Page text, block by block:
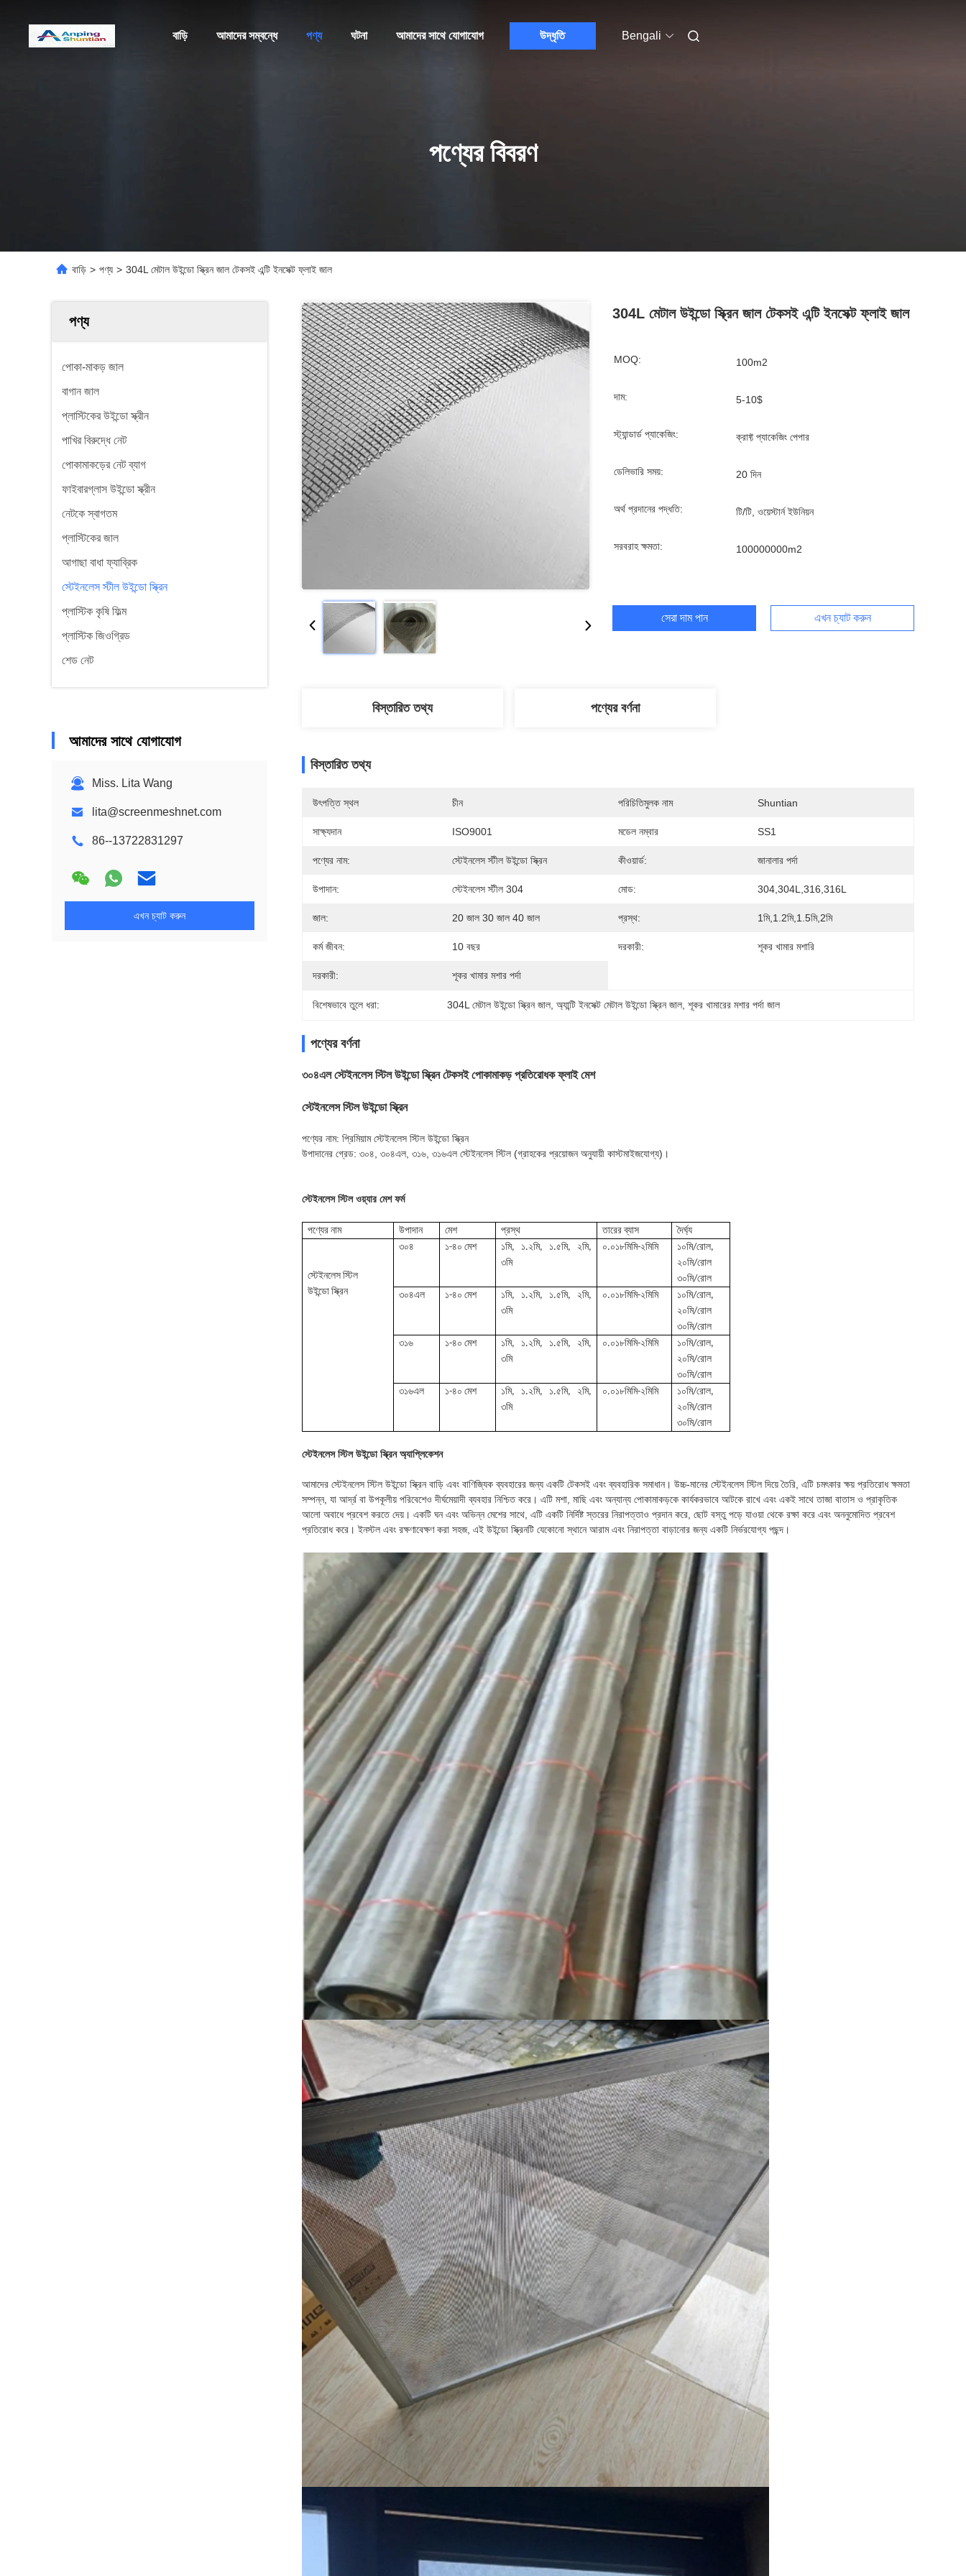
বাড়ি আমাদের সম্বন্ধে পণ্য ঘটনা আমাদের সাথে যোগাযোগ উদ্ধৃতি Bengali
পণ্যের বিবরণ
বাড়ি > পণ্য > 304L মেটাল উইন্ডো স্ক্রিন জাল টেকসই এন্টি ইনসেক্ট ফ্লাই জাল
পণ্য
পোকা-মাকড় জাল
বাগান জাল
প্লাস্টিকের উইন্ডো স্ক্রীন
পাখির বিরুদ্ধে নেট
পোকামাকড়ের নেট ব্যাগ
ফাইবারগ্লাস উইন্ডো স্ক্রীন
নেটকে স্বাগতম
প্লাস্টিকের জাল
আগাছা বাধা ফ্যাব্রিক
স্টেইনলেস স্টীল উইন্ডো স্ক্রিন
প্লাস্টিক কৃষি ফিল্ম
প্লাস্টিক জিওগ্রিড
শেড নেট
আমাদের সাথে যোগাযোগ
Miss. Lita Wang
lita@screenmeshnet.com
86--13722831297
এখন চ্যাট করুন
304L মেটাল উইন্ডো স্ক্রিন জাল টেকসই এন্টি ইনসেক্ট ফ্লাই জাল
MOQ: 100m2
দাম: 5-10$
স্ট্যান্ডার্ড প্যাকেজিং: ক্রাফ্ট প্যাকেজিং পেপার
ডেলিভারি সময়: 20 দিন
অর্থ প্রদানের পদ্ধতি: টি/টি, ওয়েস্টার্ন ইউনিয়ন
সরবরাহ ক্ষমতা: 100000000m2
সেরা দাম পান এখন চ্যাট করুন
বিস্তারিত তথ্য পণ্যের বর্ণনা
বিস্তারিত তথ্য
উৎপত্তি স্থল চীন পরিচিতিমুলক নাম Shuntian
সাক্ষ্যদান ISO9001 মডেল নম্বার SS1
পণ্যের নাম: স্টেইনলেস স্টীল উইন্ডো স্ক্রিন কীওয়ার্ড: জানালার পর্দা
উপাদান: স্টেইনলেস স্টীল 304 মোড: 304,304L,316,316L
জাল: 20 জাল 30 জাল 40 জাল প্রস্থ: 1মি,1.2মি,1.5মি,2মি
কর্ম জীবন: 10 বছর দরকারী: শূকর খামার মশারি
দরকারী: শূকর খামার মশার পর্দা
বিশেষভাবে তুলে ধরা: 304L মেটাল উইন্ডো স্ক্রিন জাল , অ্যান্টি ইনসেক্ট মেটাল উইন্ডো স্ক্রিন জাল , শূকর খামারের মশার পর্দা জাল
পণ্যের বর্ণনা
৩০৪এল স্টেইনলেস স্টিল উইন্ডো স্ক্রিন টেকসই পোকামাকড় প্রতিরোধক ফ্লাই মেশ
স্টেইনলেস স্টিল উইন্ডো স্ক্রিন
পণ্যের নাম: প্রিমিয়াম স্টেইনলেস স্টিল উইন্ডো স্ক্রিন
উপাদানের গ্রেড: ৩০৪, ৩০৪এল, ৩১৬, ৩১৬এল স্টেইনলেস স্টিল (গ্রাহকের প্রয়োজন অনুযায়ী কাস্টমাইজযোগ্য)।
স্টেইনলেস স্টিল ওয়্যার মেশ ফর্ম
পণ্যের নাম উপাদান মেশ প্রস্থ তারের ব্যাস দৈর্ঘ্য
স্টেইনলেস স্টিল
উইন্ডো স্ক্রিন
৩০৪ ১-৪০ মেশ
১মি, ১.২মি, ১.৫মি, ২মি,
৩মি
০.০১৮মিমি-২মিমি
১০মি/রোল,
২০মি/রোল
৩০মি/রোল
৩০৪এল
১-৪০ মেশ
১মি, ১.২মি, ১.৫মি, ২মি,
৩মি
০.০১৮মিমি-২মিমি
১০মি/রোল,
২০মি/রোল
৩০মি/রোল
৩১৬
১-৪০ মেশ
১মি, ১.২মি, ১.৫মি, ২মি,
৩মি
০.০১৮মিমি-২মিমি
১০মি/রোল,
২০মি/রোল
৩০মি/রোল
৩১৬এল
১-৪০ মেশ
১মি, ১.২মি, ১.৫মি, ২মি,
৩মি
০.০১৮মিমি-২মিমি
১০মি/রোল,
২০মি/রোল
৩০মি/রোল
স্টেইনলেস স্টিল উইন্ডো স্ক্রিন অ্যাপ্লিকেশন
আমাদের স্টেইনলেস স্টিল উইন্ডো স্ক্রিন বাড়ি এবং বাণিজ্যিক ব্যবহারের জন্য একটি টেকসই এবং ব্যবহারিক সমাধান। উচ্চ-মানের স্টেইনলেস স্টিল দিয়ে তৈরি, এটি চমৎকার ক্ষয় প্রতিরোধ ক্ষমতা
সম্পন্ন, যা আর্দ্র বা উপকূলীয় পরিবেশেও দীর্ঘমেয়াদী ব্যবহার নিশ্চিত করে। এটি মশা, মাছি এবং অন্যান্য পোকামাকড়কে কার্যকরভাবে আটকে রাখে এবং একই সাথে তাজা বাতাস ও প্রাকৃতিক
আলো অবাধে প্রবেশ করতে দেয়। একটি ঘন এবং অভিন্ন মেশের সাথে, এটি একটি নির্দিষ্ট স্তরের নিরাপত্তাও প্রদান করে, ছোট বস্তু পড়ে যাওয়া থেকে রক্ষা করে এবং অননুমোদিত প্রবেশ
প্রতিরোধ করে। ইনস্টল এবং রক্ষণাবেক্ষণ করা সহজ, এই উইন্ডো স্ক্রিনটি যেকোনো স্থানে আরাম এবং নিরাপত্তা বাড়ানোর জন্য একটি নির্ভরযোগ্য পছন্দ।